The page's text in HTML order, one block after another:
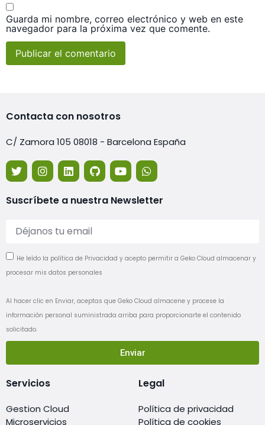
Guarda mi nombre, correo electrónico y web en este
navegador para la próxima vez que comente.
Contacta con nosotros
C/ Zamora 105 08018 - Barcelona España
Suscríbete a nuestra Newsletter
He leído la política de Privacidad y acepto permitir a Geko Cloud almacenar y
procesar mis datos personales
Al hacer clic en Enviar, aceptas que Geko Cloud almacene y procese la
información personal suministrada arriba para proporcionarte el contenido
solicitado.
Enviar
Servicios
Gestion Cloud
Microservicios
Legal
Política de privacidad
Política de cookies